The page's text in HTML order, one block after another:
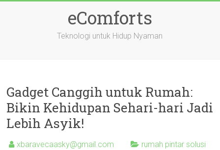
eComforts
Teknologi untuk Hidup Nyaman
Gadget Canggih untuk Rumah:
Bikin Kehidupan Sehari-hari Jadi
Lebih Asyik!
xbaravecaasky@gmail.com rumah pintar solusi